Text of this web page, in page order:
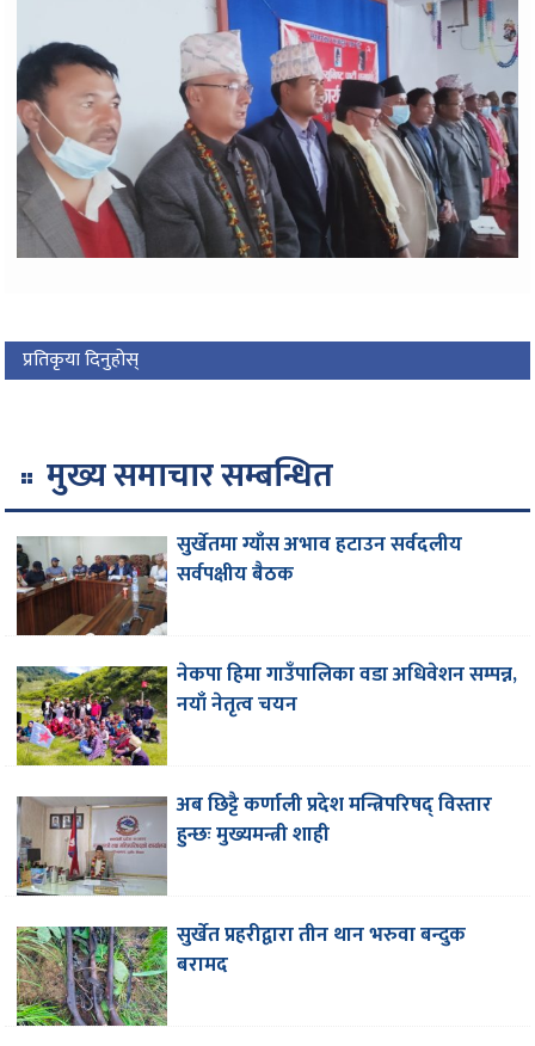
प्रतिकृया दिनुहोस्
मुख्य समाचार सम्बन्धित
सुर्खेतमा ग्याँस अभाव हटाउन सर्वदलीय
सर्वपक्षीय बैठक
नेकपा हिमा गाउँपालिका वडा अधिवेशन सम्पन्न,
नयाँ नेतृत्व चयन
अब छिट्टै कर्णाली प्रदेश मन्त्रिपरिषद् विस्तार
हुन्छः मुख्यमन्त्री शाही
सुर्खेत प्रहरीद्वारा तीन थान भरुवा बन्दुक
बरामद